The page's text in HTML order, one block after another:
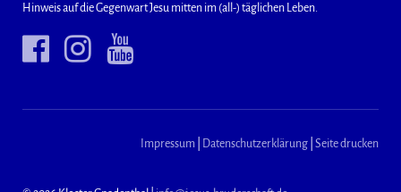
Hinweis auf die Gegenwart Jesu mitten im (all-) täglichen Leben.
Impressum Datenschutzerklärung Seite drucken